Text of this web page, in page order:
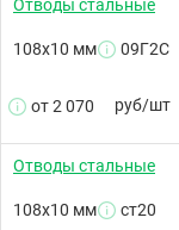
Отводы стальные
108х10 мм 09Г2С
от 2 070 руб/шт
Отводы стальные
108х10 мм ст20